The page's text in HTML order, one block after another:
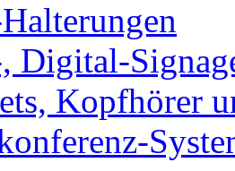
Digital-
Kopfhörer